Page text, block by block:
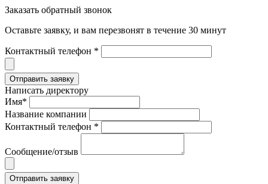
Заказать обратный звонок
Оставьте заявку, и вам перезвонят в течение 30 минут
Контактный телефон *
Написать директору
Имя*
Название компании
Контактный телефон *
Сообщение/отзыв